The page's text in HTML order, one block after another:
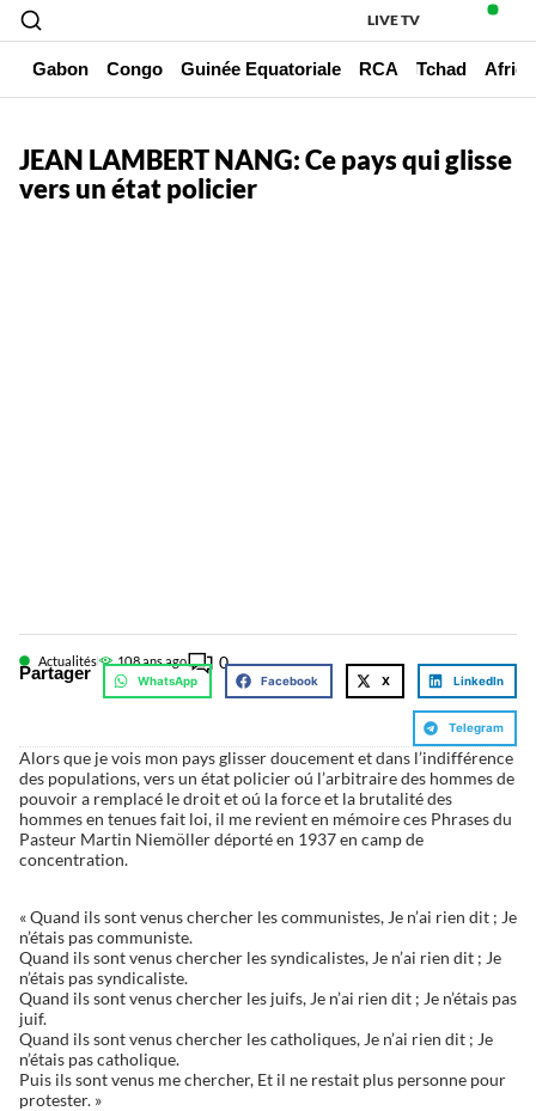
LIVE TV
Gabon Congo Guinée Equatoriale RCA Tchad
JEAN LAMBERT NANG: Ce pays qui glisse
vers un état policier
Actualités 108 ans ago 0
Partager WhatsApp Facebook X LinkedIn
Telegram
Alors que je vois mon pays glisser doucement et dans l’indifférence
des populations, vers un état policier oú l’arbitraire des hommes de
pouvoir a remplacé le droit et oú la force et la brutalité des
hommes en tenues fait loi, il me revient en mémoire ces Phrases du
Pasteur Martin Niemöller déporté en 1937 en camp de
concentration.
« Quand ils sont venus chercher les communistes, Je n’ai rien dit ; Je
n’étais pas communiste.
Quand ils sont venus chercher les syndicalistes, Je n’ai rien dit ; Je
n’étais pas syndicaliste.
Quand ils sont venus chercher les juifs, Je n’ai rien dit ; Je n’étais pas
juif.
Quand ils sont venus chercher les catholiques, Je n’ai rien dit ; Je
n’étais pas catholique.
Puis ils sont venus me chercher, Et il ne restait plus personne pour
protester. »